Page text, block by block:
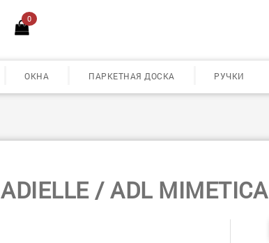
0
ОКНА ПАРКЕТНАЯ ДОСКА РУЧКИ
ADIELLE / ADL MIMETICA